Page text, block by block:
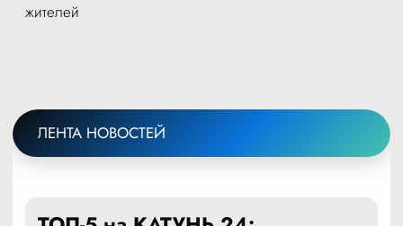
жителей
ЛЕНТА НОВОСТЕЙ